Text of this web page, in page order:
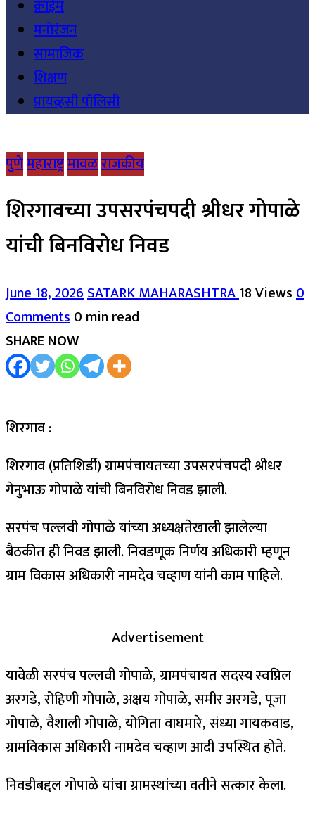
क्राईम
मनोरंजन
सामाजिक
शिक्षण
प्रायव्हसी पॉलिसी
पुणेमहाराष्ट्रमावळराजकीय
शिरगावच्या उपसरपंचपदी श्रीधर गोपाळे
यांची बिनविरोध निवड
June 18, 2026SATARK MAHARASHTRA18 Views0
Comments0 min read
SHARE NOW
शिरगाव :
शिरगाव (प्रतिशिर्डी) ग्रामपंचायतच्या उपसरपंचपदी श्रीधर
गेनुभाऊ गोपाळे यांची बिनविरोध निवड झाली.
सरपंच पल्लवी गोपाळे यांच्या अध्यक्षतेखाली झालेल्या
बैठकीत ही निवड झाली. निवडणूक निर्णय अधिकारी म्हणून
ग्राम विकास अधिकारी नामदेव चव्हाण यांनी काम पाहिले.
Advertisement
यावेळी सरपंच पल्लवी गोपाळे, ग्रामपंचायत सदस्य स्वप्निल
अरगडे, रोहिणी गोपाळे, अक्षय गोपाळे, समीर अरगडे, पूजा
गोपाळे, वैशाली गोपाळे, योगिता वाघमारे, संध्या गायकवाड,
ग्रामविकास अधिकारी नामदेव चव्हाण आदी उपस्थित होते.
निवडीबद्दल गोपाळे यांचा ग्रामस्थांच्या वतीने सत्कार केला.